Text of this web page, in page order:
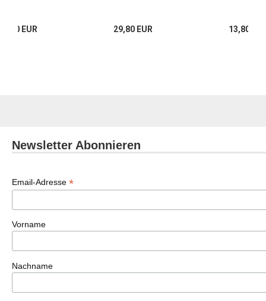
EUR 29,80 EUR 13,80
Newsletter Abonnieren
Email-Adresse *
Vorname
Nachname